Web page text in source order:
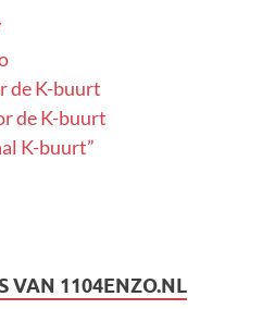
de K-buurt
de K-buurt
K-buurt”
VAN 1104ENZO.NL